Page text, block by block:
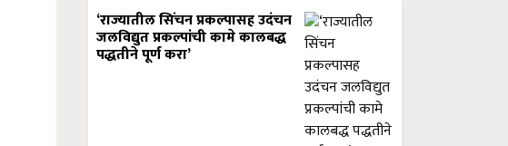
‘राज्यातील सिंचन प्रकल्पासह उदंचन
जलविद्युत प्रकल्पांची कामे कालबद्ध
पद्धतीने पूर्ण करा’